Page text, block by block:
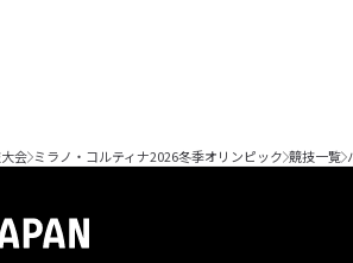
会 ミラノ・コルティナ2026冬季オリンピック 競技一覧